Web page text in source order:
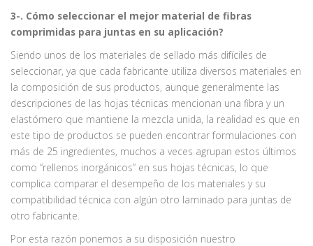
3-. Cómo seleccionar el mejor material de fibras
comprimidas para juntas en su aplicación?
Siendo unos de los materiales de sellado más difíciles de
seleccionar, ya que cada fabricante utiliza diversos materiales en
la composición de sus productos, aunque generalmente las
descripciones de las hojas técnicas mencionan una fibra y un
elastómero que mantiene la mezcla unida, la realidad es que en
este tipo de productos se pueden encontrar formulaciones con
más de 25 ingredientes, muchos a veces agrupan estos últimos
como “rellenos inorgánicos” en sus hojas técnicas, lo que
complica comparar el desempeño de los materiales y su
compatibilidad técnica con algún otro laminado para juntas de
otro fabricante.
Por esta razón ponemos a su disposición nuestro